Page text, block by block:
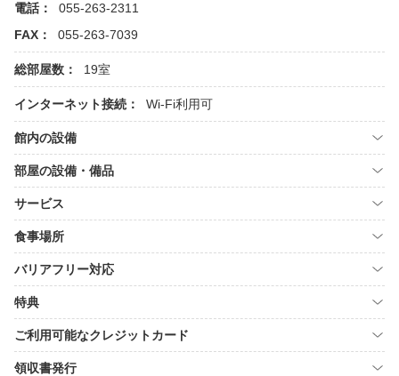
電話：
055-263-2311
FAX：
055-263-7039
総部屋数： 19室
インターネット接続： Wi-Fi利用可
館内の設備
部屋の設備・備品
サービス
食事場所
バリアフリー対応
特典
ご利用可能なクレジットカード
領収書発行